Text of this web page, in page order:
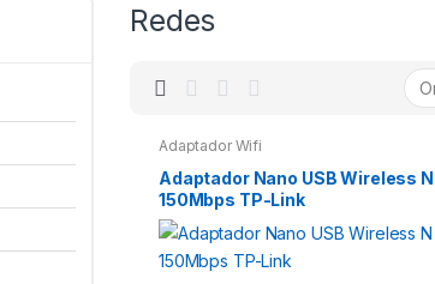
Redes
Adaptador Wifi
Adaptador Nano USB Wireless N
150Mbps TP-Link